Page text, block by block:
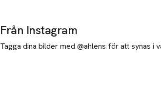
Från Instagram
Tagga dina bilder med @ahlens för att synas i